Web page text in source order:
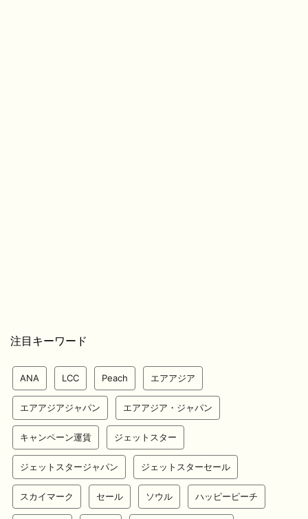
注目キーワード
ANA LCC Peach エアアジア
エアアジアジャパン エアアジア・ジャパン
キャンペーン運賃 ジェットスター
ジェットスタージャパン ジェットスターセール
スカイマーク セール ソウル ハッピーピーチ